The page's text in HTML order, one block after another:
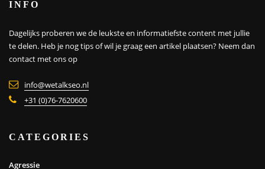
INFO
Dagelijks proberen we de leukste en informatiefste content met jullie
te delen. Heb je nog tips of wil je graag een artikel plaatsen? Neem dan
contact met ons op
info@wetalkseo.nl
+31 (0)76-7620600
CATEGORIES
Agressie